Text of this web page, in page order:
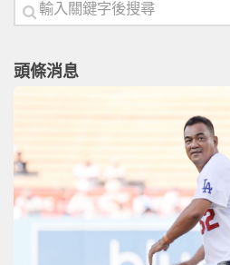
頭條消息